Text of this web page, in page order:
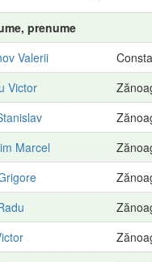
prenume
Valerii
Victor
Marcel